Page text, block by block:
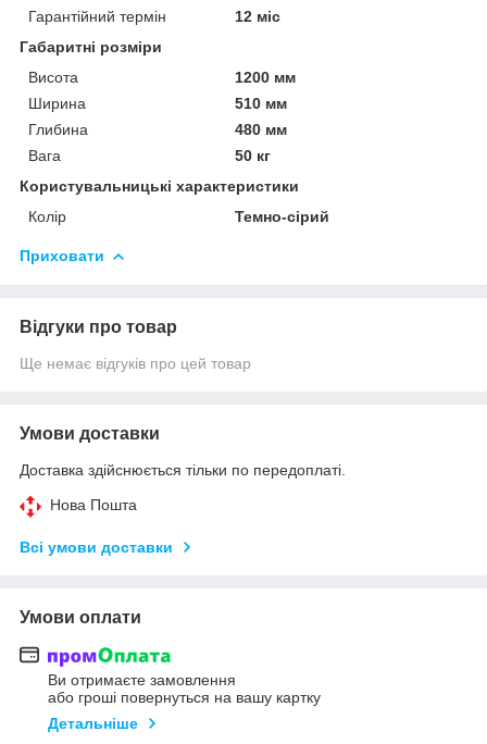
Гарантійний термін
12 міс
Габаритні розміри
Висота
1200 мм
Ширина
510 мм
Глибина
480 мм
Вага
50 кг
Користувальницькі характеристики
Колір
Темно-сірий
Приховати
Відгуки про товар
Ще немає відгуків про цей товар
Умови доставки
Доставка здійснюється тільки по передоплаті.
Нова Пошта
Всі умови доставки
Умови оплати
Ви отримаєте замовлення
або гроші повернуться на вашу картку
Детальніше